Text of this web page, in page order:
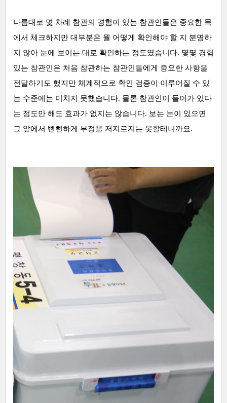
나름대로 몇 차례 참관의 경험이 있는 참관인들은 중요한 목
에서 체크하지만 대부분은 뭘 어떻게 확인해야 할 지 분명하
지 않아 눈에 보이는 대로 확인하는 정도였습니다. 몇몇 경험
있는 참관인은 처음 참관하는 참관인들에게 중요한 사항을
전달하기도 했지만 체계적으로 확인 검증이 이루어질 수 있
는 수준에는 미치지 못했습니다. 물론 참관인이 들어가 있다
는 정도만 해도 효과가 없지는 않습니다. 보는 눈이 있으면
그 앞에서 뻔뻔하게 부정을 저지르지는 못할테니까요.